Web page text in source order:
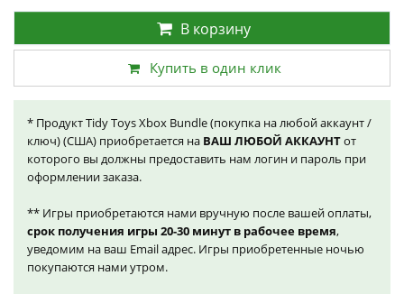
В корзину
Купить в один клик
* Продукт Tidy Toys Xbox Bundle (покупка на любой аккаунт /
ключ) (США) приобретается на ВАШ ЛЮБОЙ АККАУНТот
которого вы должны предоставить нам логин и пароль при
оформлении заказа.
** Игры приобретаются нами вручную после вашей оплаты,
срок получения игры 20-30 минут в рабочее время,
уведомим на ваш Email адрес. Игры приобретенные ночью
покупаются нами утром.